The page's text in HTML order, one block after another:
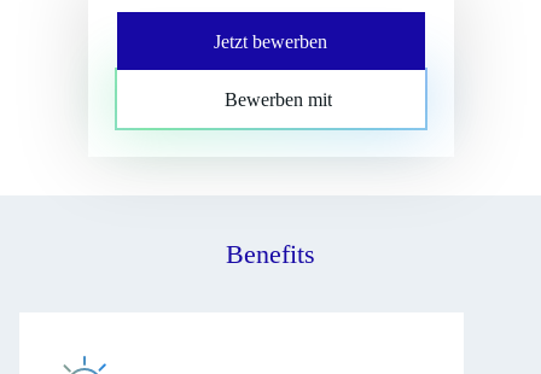
Jetzt bewerben
Bewerben mit
Benefits